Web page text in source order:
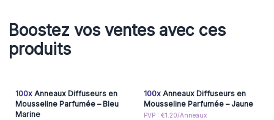
Boostez vos ventes avec ces
produits
100xAnneaux Diffuseurs en
Mousseline Parfumée – Bleu
Marine
100xAnneaux Diffuseurs en
Mousseline Parfumée – Jaune
PVP : €1.20/Anneaux